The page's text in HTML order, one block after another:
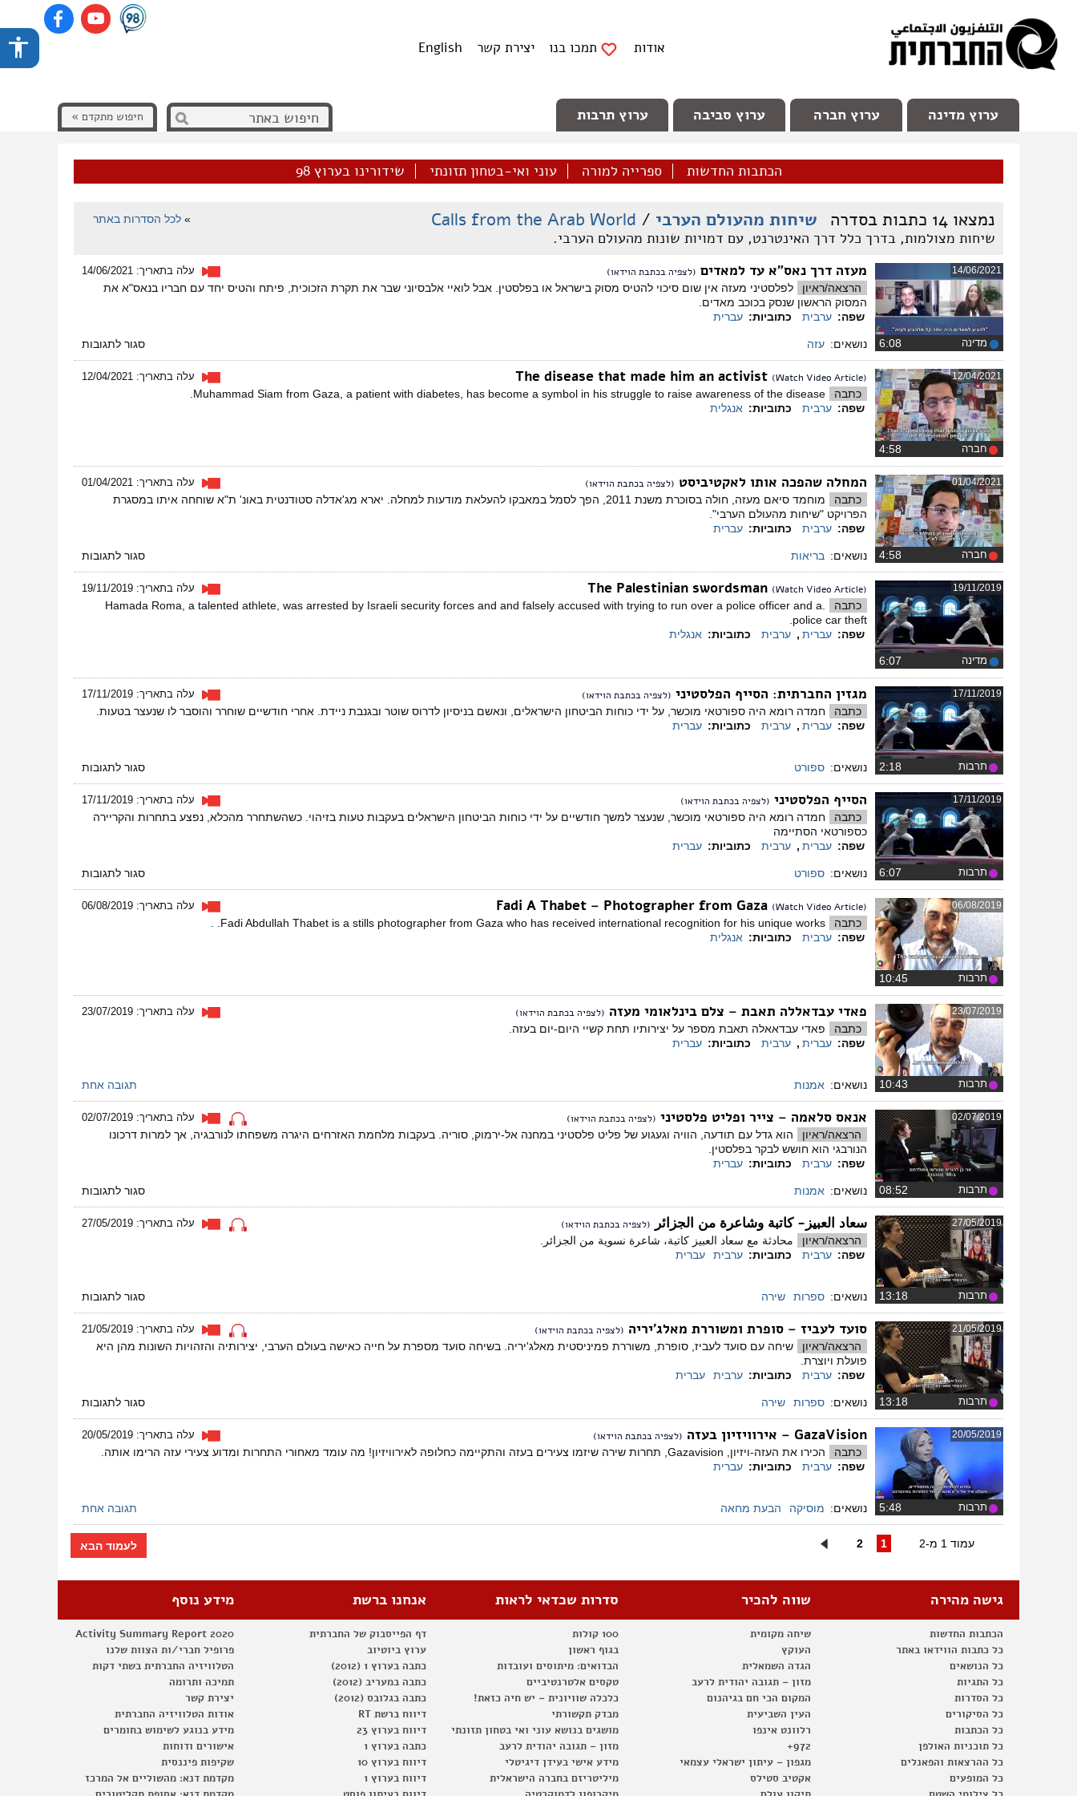
אודות תמכו בנו יצירת קשר English
ערוץ מדינה ערוץ חברה ערוץ סביבה ערוץ תרבות חיפוש מתקדם »
הכתבות החדשות ספרייה למורה עוני ואי-בטחון תזונתי שידורינו בערוץ 98
נמצאו 14 כתבות בסדרה שיחות מהעולם הערבי /
Calls from the Arab World
» לכל הסדרות באתר
שיחות מצולמות, בדרך כלל דרך האינטרנט, עם דמויות שונות מהעולם הערבי.
14/06/2021
מדינה
מעזה דרך נאס"א עד למאדים (לצפיה בכתבת הוידאו) עלה בתאריך: 14/06/2021
הרצאה/ראיון
לפלסטיני מעזה אין שום סיכוי להטיס מסוק בישראל או בפלסטין. אבל לואיי אלבסיוני שבר את תקרת הזכוכית, פיתח והטיס יחד עם חבריו בנאס"א את
המסוק הראשון שנסק בכוכב מאדים.
שפה: ערבית כתוביות: עברית
נושאים: עזה סגור לתגובותעל
מעזה
12/04/2021
חברה
The disease that made him an activist (Watch Video Article) עלה בתאריך: 12/04/2021
כתבה
Muhammad Siam from Gaza, a patient with diabetes, has become a symbol in his struggle to raise awareness of the disease.
שפה: ערבית כתוביות: אנגלית
01/04/2021
חברה
המחלה שהפכה אותו לאקטיביסט (לצפיה בכתבת הוידאו) עלה בתאריך: 01/04/2021
כתבה
מוחמד סיאם מעזה, חולה בסוכרת משנת 2011, הפך לסמל במאבקו להעלאת מודעות למחלה. יארא מג'אדלה סטודנטית באונ' ת"א שוחחה איתו במסגרת
הפרויקט "שיחות מהעולם הערבי".
שפה: ערבית כתוביות: עברית
נושאים: בריאות סגור לתגובותעל
המחלה
19/11/2019
מדינה
The Palestinian swordsman (Watch Video Article) עלה בתאריך: 19/11/2019
כתבה
.Hamada Roma, a talented athlete, was arrested by Israeli security forces and and falsely accused with trying to run over a police officer and a
police car theft.
שפה: עברית , ערבית כתוביות: אנגלית
17/11/2019
תרבות
מגזין החברתית: הסייף הפלסטיני (לצפיה בכתבת הוידאו) עלה בתאריך: 17/11/2019
כתבה
חמדה רומא היה ספורטאי מוכשר, על ידי כוחות הביטחון הישראלים, ונאשם בניסיון לדרוס שוטר ובגנבת ניידת. אחרי חודשיים שוחרר והוסבר לו שנעצר בטעות.
שפה: עברית , ערבית כתוביות: עברית
נושאים: ספורט סגור לתגובותעל
מגזין
17/11/2019
תרבות
הסייף הפלסטיני (לצפיה בכתבת הוידאו) עלה בתאריך: 17/11/2019
כתבה
חמדה רומא היה ספורטאי מוכשר, שנעצר למשך חודשיים על ידי כוחות הביטחון הישראלים בעקבות טעות בזיהוי. כשהשתחרר מהכלא, נפצע בתחרות והקריירה
כספורטאי הסתיימה
שפה: עברית , ערבית כתוביות: עברית
נושאים: ספורט סגור לתגובותעל
הסייף
הפלסטיני
06/08/2019
תרבות
Fadi A Thabet – Photographer from Gaza (Watch Video Article) עלה בתאריך: 06/08/2019
כתבה
Fadi Abdullah Thabet is a stills photographer from Gaza who has received international recognition for his unique works. .
שפה: ערבית כתוביות: אנגלית
23/07/2019
תרבות
פאדי עבדאללה תאבת – צלם בינלאומי מעזה (לצפיה בכתבת הוידאו) עלה בתאריך: 23/07/2019
כתבה
פאדי עבדאאלה תאבת מספר על יצירותיו תחת קשיי היום-יום בעזה.
שפה: עברית , ערבית כתוביות: עברית
נושאים: אמנות תגובה אחת
02/07/2019
תרבות
אנאס סלאמה – צייר ופליט פלסטיני (לצפיה בכתבת הוידאו) עלה בתאריך: 02/07/2019
הרצאה/ראיון
הוא גדל עם תודעה, הוויה וגעגוע של פליט פלסטיני במחנה אל-ירמוק, סוריה. בעקבות מלחמת האזרחים היגרה משפחתו לנורבגיה, אך למרות דרכונו
הנורבגי הוא חושש לבקר בפלסטין.
שפה: ערבית כתוביות: עברית
נושאים: אמנות סגור לתגובותעל
אנאס
27/05/2019
תרבות
سعاد العبيز- كاتبة وشاعرة من الجزائر (לצפיה בכתבת הוידאו) עלה בתאריך: 27/05/2019
הרצאה/ראיון
محادثة مع سعاد العبيز كاتبة، شاعرة نسوية من الجزائر.
שפה: ערבית כתוביות: ערבית עברית
נושאים: ספרות שירה סגור לתגובותעל
سعاد
21/05/2019
תרבות
סועד לעביז – סופרת ומשוררת מאלג'יריה (לצפיה בכתבת הוידאו) עלה בתאריך: 21/05/2019
הרצאה/ראיון
שיחה עם סועד לעביז, סופרת, משוררת פמיניסטית מאלג'יריה. בשיחה סועד מספרת על חייה כאישה בעולם הערבי, יצירותיה והזהויות השונות מהן היא
פועלת ויוצרת.
שפה: ערבית כתוביות: ערבית עברית
נושאים: ספרות שירה סגור לתגובותעל
סועד
20/05/2019
תרבות
GazaVision – אירוויזיון בעזה (לצפיה בכתבת הוידאו) עלה בתאריך: 20/05/2019
כתבה
הכירו את העזה-ויזיון, Gazavision, תחרות שירה שיזמו צעירים בעזה והתקיימה כחלופה לאירוויזיון! מה עומד מאחורי התחרות ומדוע צעירי עזה הרימו אותה.
שפה: ערבית כתוביות: עברית
נושאים: מוסיקה הבעת מחאה תגובה אחת
עמוד 1 מ-2 1
2 לעמוד הבא
גישה מהירה
הכתבות החדשות
כל כתבות הווידאו באתר
כל הנושאים
כל התגיות
כל הסדרות
כל הסיקורים
כל הכתבות
כל תוכניות האולפן
כל ההרצאות והפאנלים
כל המופעים
שווה להכיר
שיחה מקומית
העוקץ
הגדה השמאלית
מזון – תגובה יהודית לרעב
המקום הכי חם בגיהנום
העין השביעית
רלוונט אינפו
972+
מגפון – עיתון ישראלי עצמאי
אקטיב סטילס
סדרות שכדאי לראות
100 קולות
בגוף ראשון
הבדואים: מיתוסים ועובדות
טקסים אלטרנטיביים
כלכלה שוויונית – יש חיה כזאת!
מבדק תקשורתי
מושגים בנושא עוני ואי בטחון תזונתי
מזון – תגובה יהודית לרעב
מידע אישי בעידן דיגיטלי
מיליטריזם בחברה הישראלית
אנחנו ברשת
דף הפייסבוק של החברתית
ערוץ ביוטיוב
כתבה בערוץ 1 (2012)
כתבה במעריב (2012)
כתבה בגלובס (2012)
דיווח ברשת RT
דיווח בערוץ 23
כתבה בערוץ 1
דיווח בערוץ 10
דיווח בערוץ 1
מידע נוסף
Activity Summary Report 2020
פרופיל חברי/ות הצוות שלנו
הטלוויזיה החברתית בשתי דקות
תמיכה ותרומה
יצירת קשר
אודות הטלוויזיה החברתית
מידע בנוגע לשימוש בחומרים
אישורים ודוחות
שקיפות פיננסית
מקדמת דנא: מהשוליים אל המרכז